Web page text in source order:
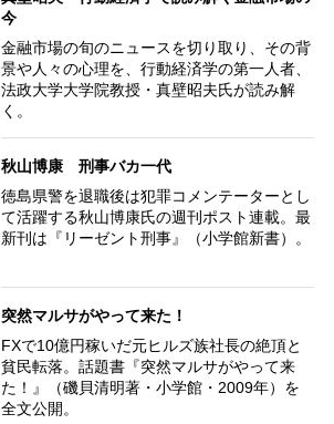
今
金融市場の旬のニュースを切り取り、その背
景や人々の心理を、行動経済学の第一人者、
法政大学大学院教授・真壁昭夫氏が読み解
く。
秋山博康 刑事バカ一代
徳島県警を退職後は犯罪コメンテーターとし
て活躍する秋山博康氏の週刊ポスト連載。最
新刊は『リーゼント刑事』（小学館新書）。
突然マルサがやって来た！
FXで10億円稼いだ元ヒルズ族社長の絶頂と
貧民転落。話題書『突然マルサがやって来
た！』（磯貝清明著・小学館・2009年）を
全文公開。